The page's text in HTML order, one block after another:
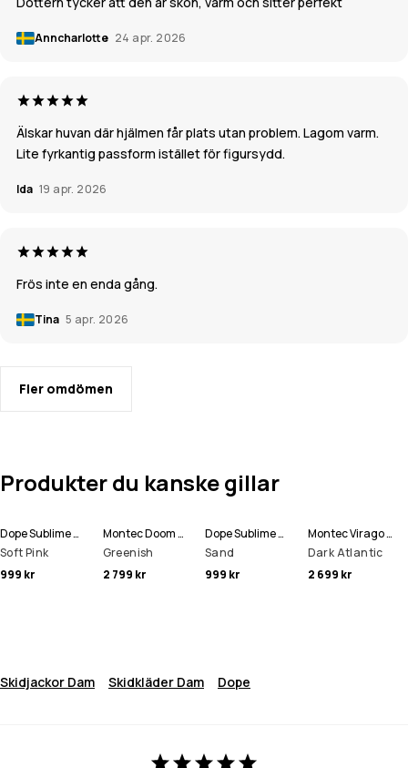
Anncharlotte 24 apr. 2026
Älskar huvan där hjälmen får plats utan problem. Lagom varm.
Lite fyrkantig passform istället för figursydd.
Ida 19 apr. 2026
Frös inte en enda gång.
Tina 5 apr. 2026
Fler omdömen
Produkter du kanske gillar
Dope Sublime W Fleecehood Kvinna
Soft Pink
999 kr
Montec Doom W Snowboardjacka Kvinna
Greenish
2 799 kr
Dope Sublime W Fleecehood Kvinna
Sand
999 kr
Montec Virago W Snowboardjacka Kvinna
Dark Atlantic
2 699 kr
Skidjackor Dam Skidkläder Dam Dope